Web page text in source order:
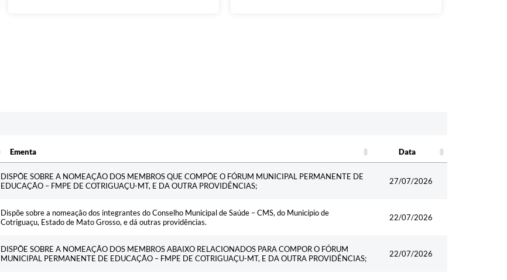
Ementa
Data
DISPÕE SOBRE A NOMEAÇÃO DOS MEMBROS QUE COMPÕE O FÓRUM MUNICIPAL PERMANENTE DE
EDUCAÇÃO – FMPE DE COTRIGUAÇU-MT, E DA OUTRA PROVIDÊNCIAS;
27/07/2026
Dispõe sobre a nomeação dos integrantes do Conselho Municipal de Saúde – CMS, do Município de
Cotriguaçu, Estado de Mato Grosso, e dá outras providências.
22/07/2026
DISPÕE SOBRE A NOMEAÇÃO DOS MEMBROS ABAIXO RELACIONADOS PARA COMPOR O FÓRUM
MUNICIPAL PERMANENTE DE EDUCAÇÃO – FMPE DE COTRIGUAÇU-MT, E DA OUTRA PROVIDÊNCIAS;
22/07/2026